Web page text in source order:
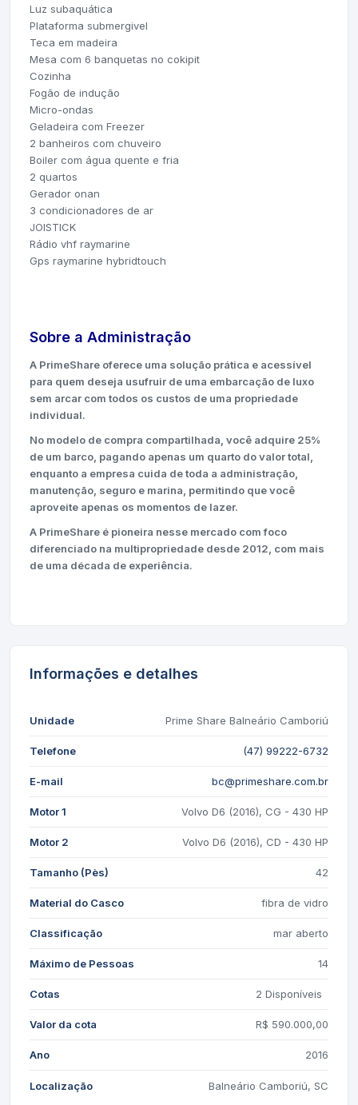
Luz subaquática
Plataforma submergivel
Teca em madeira
Mesa com 6 banquetas no cokipit
Cozinha
Fogão de indução
Micro-ondas
Geladeira com Freezer
2 banheiros com chuveiro
Boiler com água quente e fria
2 quartos
Gerador onan
3 condicionadores de ar
JOISTICK
Rádio vhf raymarine
Gps raymarine hybridtouch
Sobre a Administração
A PrimeShare oferece uma solução prática e acessível
para quem deseja usufruir de uma embarcação de luxo
sem arcar com todos os custos de uma propriedade
individual.
No modelo de compra compartilhada, você adquire 25%
de um barco, pagando apenas um quarto do valor total,
enquanto a empresa cuida de toda a administração,
manutenção, seguro e marina, permitindo que você
aproveite apenas os momentos de lazer.
A PrimeShare é pioneira nesse mercado com foco
diferenciado na multipropriedade desde 2012, com mais
de uma década de experiência.
Informações e detalhes
Unidade Prime Share Balneário Camboriú
Telefone (47) 99222-6732
E-mail bc@primeshare.com.br
Motor 1 Volvo D6 (2016), CG - 430 HP
Motor 2 Volvo D6 (2016), CD - 430 HP
Tamanho (Pès) 42
Material do Casco fibra de vidro
Classificação mar aberto
Máximo de Pessoas 14
Cotas 2 Disponíveis
Valor da cota R$ 590.000,00
Ano 2016
Localização Balneário Camboriú, SC